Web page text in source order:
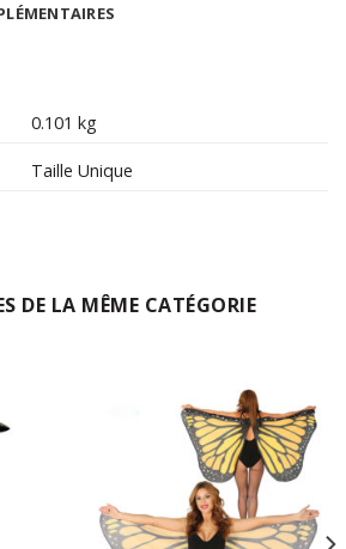
0.101 kg
Taille Unique
DE LA MÊME CATÉGORIE